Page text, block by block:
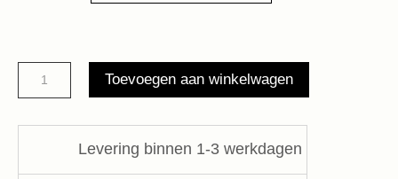
socks
all-
Toevoegen aan winkelwagen
Levering binnen 1-3 werkdagen